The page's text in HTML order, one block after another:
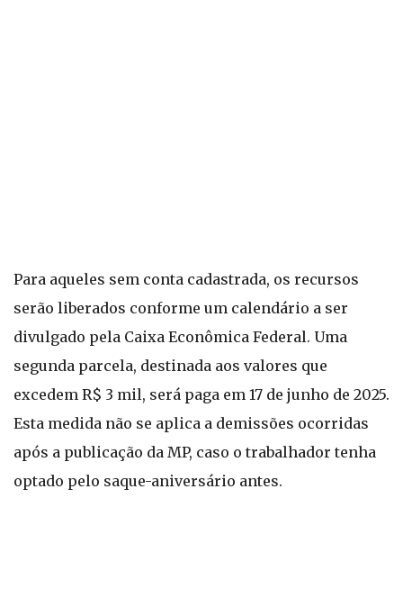
Para aqueles sem conta cadastrada, os recursos
serão liberados conforme um calendário a ser
divulgado pela Caixa Econômica Federal. Uma
segunda parcela, destinada aos valores que
excedem R$ 3 mil, será paga em 17 de junho de 2025.
Esta medida não se aplica a demissões ocorridas
após a publicação da MP, caso o trabalhador tenha
optado pelo saque-aniversário antes.